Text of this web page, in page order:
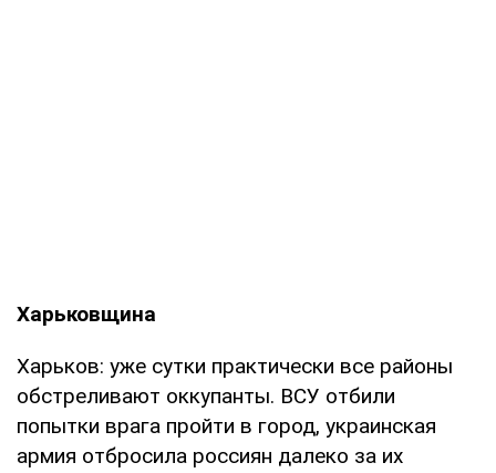
Харьковщина
Харьков: уже сутки практически все районы
обстреливают оккупанты. ВСУ отбили
попытки врага пройти в город, украинская
армия отбросила россиян далеко за их